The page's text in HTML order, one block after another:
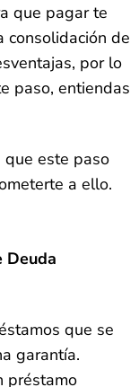
que pagar te
consolidación de
por lo
paso, entiendas
que este paso
a ello.
Deuda
que se
garantía.
préstamo